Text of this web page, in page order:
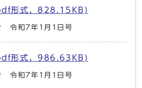
形式、828.15KB)
令和7年1月1日号
形式、986.63KB)
令和7年1月1日号